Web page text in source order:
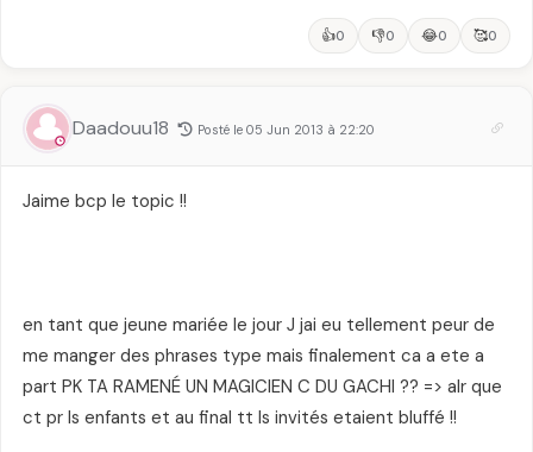
👍0 👎0 😂0 🥰0
Daadouu18 Posté le 05 Jun 2013 à 22:20
Jaime bcp le topic !!
en tant que jeune mariée le jour J jai eu tellement peur de
me manger des phrases type mais finalement ca a ete a
part PK TA RAMENÉ UN MAGICIEN C DU GACHI ?? => alr que
ct pr ls enfants et au final tt ls invités etaient bluffé !!